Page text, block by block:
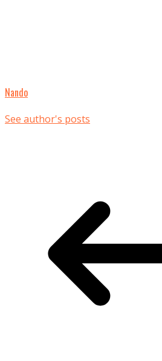
Nando
See author's posts